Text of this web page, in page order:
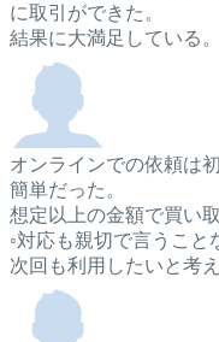
に取引ができた。
結果に大満足している。
オンラインでの依頼は
簡単だった。
想定以上の金額で買い
◦対応も親切で言うこ
次回も利用したいと考え